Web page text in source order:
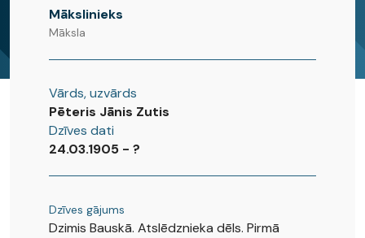
Mākslinieks
Māksla
Vārds, uzvārds
Pēteris Jānis Zutis
Dzīves dati
24.03.1905 - ?
Dzīves gājums
Dzimis Bauskā. Atslēdznieka dēls. Pirmā